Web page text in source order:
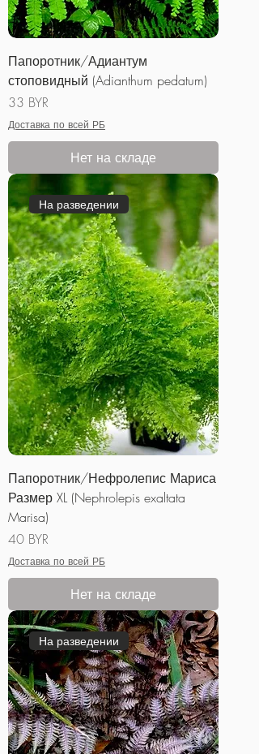
Папоротник/Адиантум
стоповидный (Adianthum pedatum)
Цена
33 BYR
Доставка по всей РБ
Нет на складе
На разведении
Папоротник/Нефролепис Мариса
Размер XL (Nephrolepis exaltata
Marisa)
Цена
40 BYR
Доставка по всей РБ
Нет на складе
На разведении